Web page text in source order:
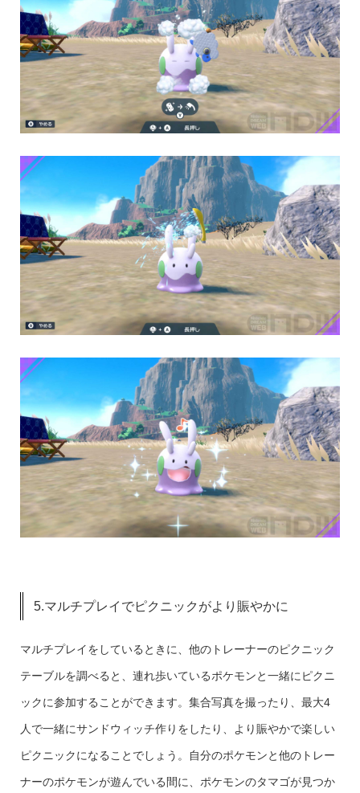
5.マルチプレイでピクニックがより賑やかに
マルチプレイをしているときに、他のトレーナーのピクニック
テーブルを調べると、連れ歩いているポケモンと一緒にピクニ
ックに参加することができます。集合写真を撮ったり、最大4
人で一緒にサンドウィッチ作りをしたり、より賑やかで楽しい
ピクニックになることでしょう。自分のポケモンと他のトレー
ナーのポケモンが遊んでいる間に、ポケモンのタマゴが見つか